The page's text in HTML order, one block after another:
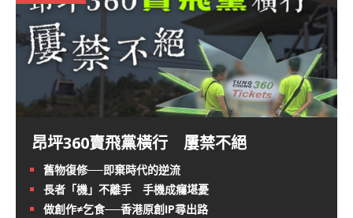
昂坪360賣飛黨橫行 屢禁不絕
舊物復修──即棄時代的逆流
長者「機」不離手 手機成癮堪憂
做創作≠乞食──香港原創IP尋出路